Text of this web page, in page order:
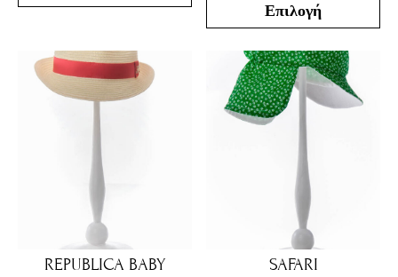
Επιλογή
REPUBLICA BABY
SAFARI